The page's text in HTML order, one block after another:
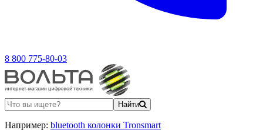
8 800 775-80-03
Найти
Например: bluetooth колонки Tronsmart